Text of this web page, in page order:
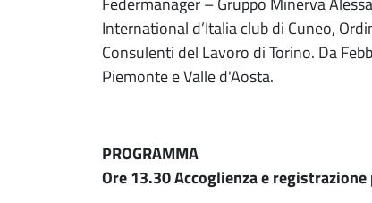
International d’Italia club di Cuneo,
Consulenti del Lavoro di Torino. Da
Piemonte e Valle d'Aosta.
PROGRAMMA
Ore 13.30 Accoglienza e